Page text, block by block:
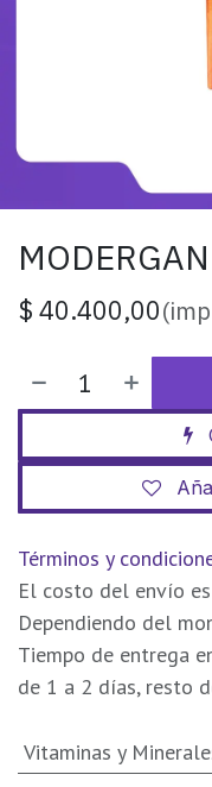
$ 40.400,00
Términos y
El costo del envío
Dependiendo del
Tiempo de entrega
de 1 a 2 días, resto
Vitaminas y